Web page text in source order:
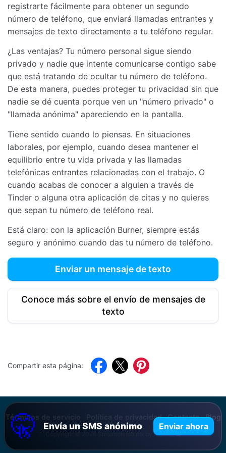
registrarte fácilmente para obtener un segundo
número de teléfono, que enviará llamadas entrantes y
mensajes de texto directamente a tu teléfono regular.
¿Las ventajas? Tu número personal sigue siendo
privado y nadie que intente comunicarse contigo sabe
que está tratando de ocultar tu número de teléfono.
De esta manera, puedes proteger tu privacidad sin que
nadie se dé cuenta porque ven un "número privado" o
"llamada anónima" apareciendo en la pantalla.
Tiene sentido cuando lo piensas. En situaciones
laborales, por ejemplo, cuando desea mantener el
equilibrio entre tu vida privada y las llamadas
telefónicas entrantes relacionadas con el trabajo. O
cuando acabas de conocer a alguien a través de
Tinder o alguna otra aplicación de citas y no quieres
que sepan tu número de teléfono real.
Está claro: con la aplicación Burner, siempre estás
seguro y anónimo cuando das tu número de teléfono.
Enviar un mensaje de texto
Conoce más sobre el envío de mensajes de
texto
Compartir esta página: Facebook
TwitterPinterest
Términos de servicio Política de privacidad·Contacto·Blog
Copyright © 2026 Smsanonimo.mx by Mocha
🤫 Envía un SMS anónimo Enviar ahora